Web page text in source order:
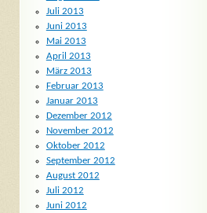
Juli 2013
Juni 2013
Mai 2013
April 2013
März 2013
Februar 2013
Januar 2013
Dezember 2012
November 2012
Oktober 2012
September 2012
August 2012
Juli 2012
Juni 2012